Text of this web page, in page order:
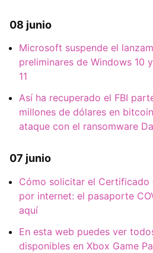
08 junio
Microsoft suspende el
preliminares de Windows 10
11
Así ha recuperado el FBI
millones de dólares en
ataque con el ransomware
07 junio
Cómo solicitar el Certificado
por internet: el pasaporte
aquí
En esta web puedes ver
disponibles en Xbox Game